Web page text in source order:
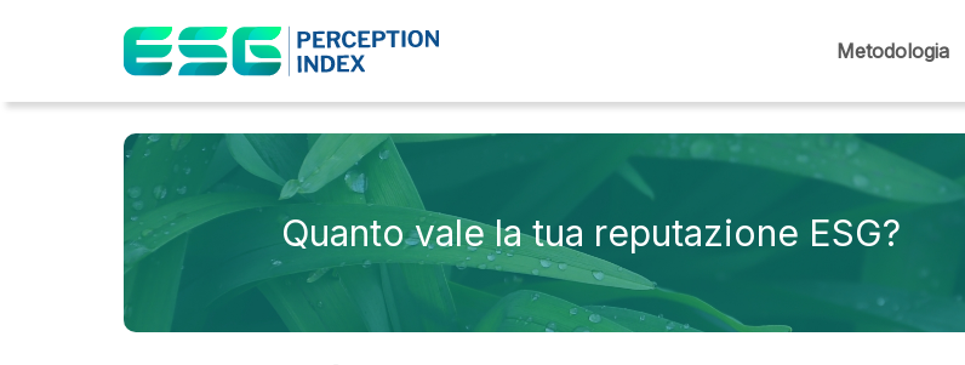
Metodologia
Quanto vale la tua reputazione ESG?